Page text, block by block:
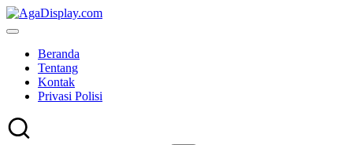
Skip
to
Beranda
Tentang
Kontak
Privasi Polisi